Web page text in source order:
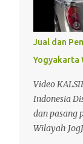
perancah
lantai beton
juga tidak
krane,
konstruksi.
Harga
Cara
Jual dan
Yogyakarta
Video
Indonesia
dan pasang
Wilayah